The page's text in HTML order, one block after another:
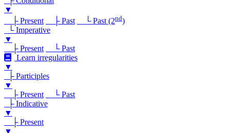
▼
├ Present
├ Past └ Past (2nd)
└ Imperative
▼
├ Present
└ Past
Learn irregularities
▼
├ Participles
▼
├ Present
└ Past
├ Indicative
▼
├ Present